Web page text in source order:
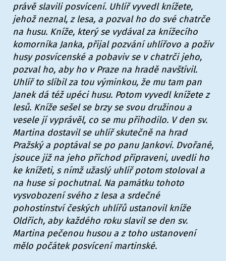
právě slavili posvícení. Uhlíř vyvedl knížete,
jehož neznal, z lesa, a pozval ho do své chatrče
na husu. Kníže, který se vydával za knížecího
komorníka Janka, přijal pozvání uhlířovo a poživ
husy posvícenské a pobaviv se v chatrči jeho,
pozval ho, aby ho v Praze na hradě navštívil.
Uhlíř to slíbil za tou výminkou, že mu tam pan
Janek dá též upéci husu. Potom vyvedl knížete z
lesů. Kníže sešel se brzy se svou družinou a
vesele jí vyprávěl, co se mu přihodilo. V den sv.
Martina dostavil se uhlíř skutečně na hrad
Pražský a poptával se po panu Jankovi. Dvořané,
jsouce již na jeho příchod připraveni, uvedli ho
ke knížeti, s nímž užaslý uhlíř potom stoloval a
na huse si pochutnal. Na památku tohoto
vysvobození svého z lesa a srdečné
pohostinství českých uhlířů ustanovil kníže
Oldřich, aby každého roku slavil se den sv.
Martina pečenou husou a z toho ustanovení
mělo počátek posvícení martinské.